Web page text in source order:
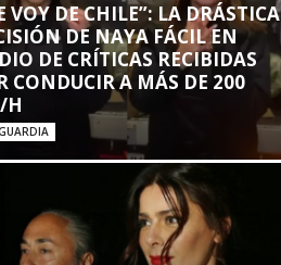
VOY DE CHILE”: LA DRÁSTICA
DE NAYA FÁCIL EN
DE CRÍTICAS RECIBIDAS
CONDUCIR A MÁS DE 200
H